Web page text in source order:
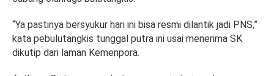
“Ya pastinya bersyukur hari ini bisa resmi dilantik jadi PNS,”
kata pebulutangkis tunggal putra ini usai menerima SK
dikutip dari laman Kemenpora.